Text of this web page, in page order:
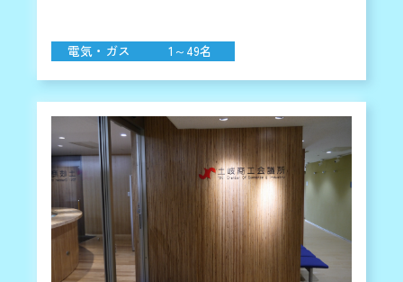
電気・ガス 1～49名